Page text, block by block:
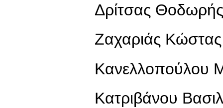
Δρίτσας Θοδωρής
Ζαχαριάς Κώστας
Κανελλοπούλου
Κατριβάνου